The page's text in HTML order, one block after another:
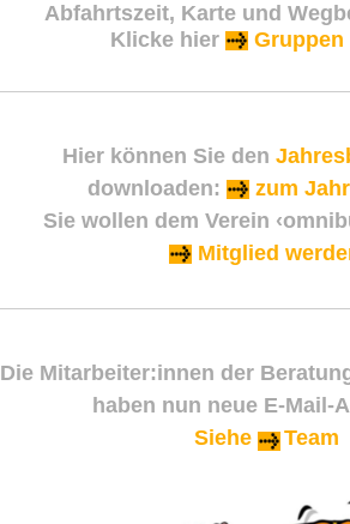
Abfahrtszeit, Karte und
Klicke hier
Gruppen
Hier können Sie den
downloaden:
zum
Sie wollen dem Verein
Mitglied
Die Mitarbeiter:innen der
haben nun neue E-Mail-
Siehe
Team